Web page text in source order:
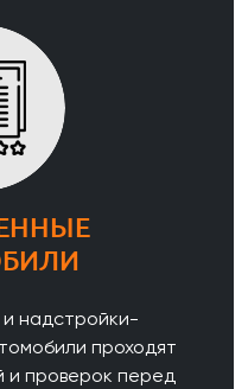
надстройки-
проходят
и проверок перед